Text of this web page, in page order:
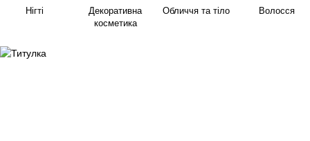
Нігті
Декоративна
косметика
Обличчя та тіло Волосся